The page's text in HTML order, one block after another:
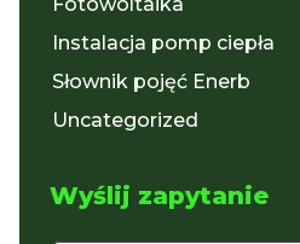
Instalacja pomp ciepła
Słownik pojęć Enerb
Uncategorized
Wyślij zapytanie